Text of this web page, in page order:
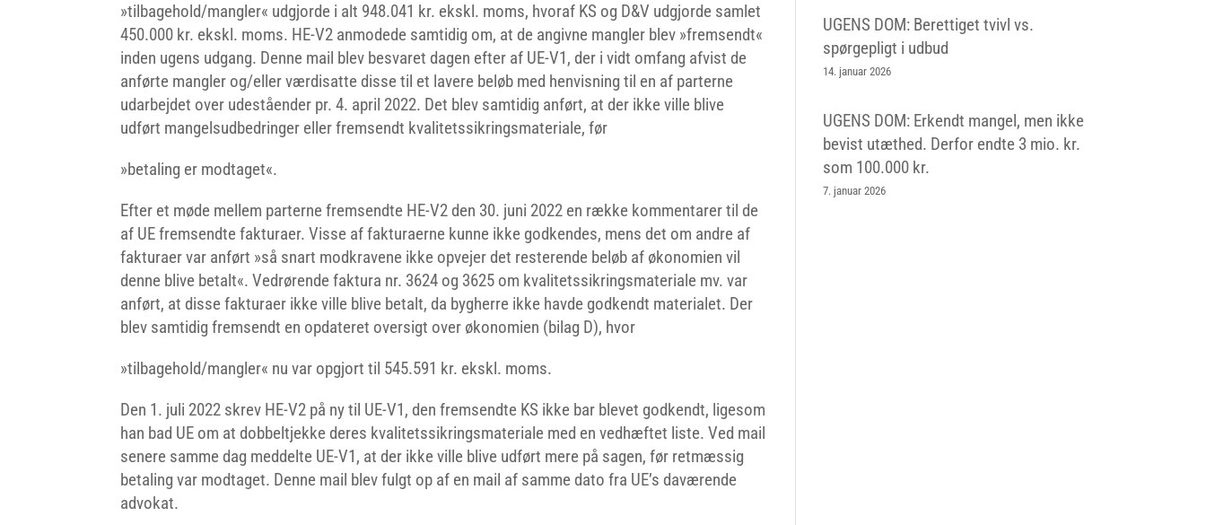
»tilbagehold/mangler« udgjorde i alt 948.041 kr. ekskl. moms, hvoraf KS og D&V udgjorde samlet
450.000 kr. ekskl. moms. HE-V2 anmodede samtidig om, at de angivne mangler blev »fremsendt«
inden ugens udgang. Denne mail blev besvaret dagen efter af UE-V1, der i vidt omfang afvist de
anførte mangler og/eller værdisatte disse til et lavere beløb med henvisning til en af parterne
udarbejdet over udeståender pr. 4. april 2022. Det blev samtidig anført, at der ikke ville blive
udført mangelsudbedringer eller fremsendt kvalitetssikringsmateriale, før
»betaling er modtaget«.
Efter et møde mellem parterne fremsendte HE-V2 den 30. juni 2022 en række kommentarer til de
af UE fremsendte fakturaer. Visse af fakturaerne kunne ikke godkendes, mens det om andre af
fakturaer var anført »så snart modkravene ikke opvejer det resterende beløb af økonomien vil
denne blive betalt«. Vedrørende faktura nr. 3624 og 3625 om kvalitetssikringsmateriale mv. var
anført, at disse fakturaer ikke ville blive betalt, da bygherre ikke havde godkendt materialet. Der
blev samtidig fremsendt en opdateret oversigt over økonomien (bilag D), hvor
»tilbagehold/mangler« nu var opgjort til 545.591 kr. ekskl. moms.
Den 1. juli 2022 skrev HE-V2 på ny til UE-V1, den fremsendte KS ikke bar blevet godkendt, ligesom
han bad UE om at dobbeltjekke deres kvalitetssikringsmateriale med en vedhæftet liste. Ved mail
senere samme dag meddelte UE-V1, at der ikke ville blive udført mere på sagen, før retmæssig
betaling var modtaget. Denne mail blev fulgt op af en mail af samme dato fra UE’s daværende
advokat.
UGENS DOM: Berettiget tvivl vs.
spørgepligt i udbud
14. januar 2026
UGENS DOM: Erkendt mangel, men ikke
bevist utæthed. Derfor endte 3 mio. kr.
som 100.000 kr.
7. januar 2026